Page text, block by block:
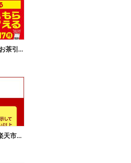
【無料引換券!】焼き麺買うとお茶引換券貰える!
楽天ポイントカード提示で、楽天市場でのお買い物がおトクに!